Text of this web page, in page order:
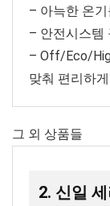
– 아늑한 온
– 안전시스템
– Off/Eco/
맞춰 편리하
그 외 상품들
2. 신일